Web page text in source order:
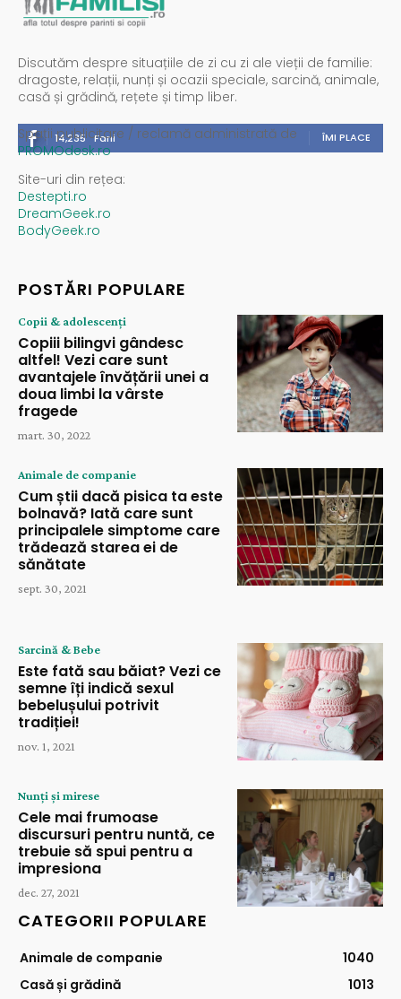
Discutăm despre situațiile de zi cu zi ale vieții de familie:
dragoste, relații, nunți și ocazii speciale, sarcină, animale,
casă și grădină, rețete și timp liber.
14,235 Fani ÎMI PLACE
Spații publicitare / reclamă administrată de
PROMOdesk.ro
Site-uri din rețea:
Destepti.ro
DreamGeek.ro
BodyGeek.ro
POSTĂRI POPULARE
Copii & adolescenți
Copiii bilingvi gândesc
altfel! Vezi care sunt
avantajele învățării unei a
doua limbi la vârste
fragede
mart. 30, 2022
Animale de companie
Cum știi dacă pisica ta este
bolnavă? Iată care sunt
principalele simptome care
trădează starea ei de
sănătate
sept. 30, 2021
Sarcină & Bebe
Este fată sau băiat? Vezi ce
semne îți indică sexul
bebelușului potrivit
tradiției!
nov. 1, 2021
Nunți și mirese
Cele mai frumoase
discursuri pentru nuntă, ce
trebuie să spui pentru a
impresiona
dec. 27, 2021
CATEGORII POPULARE
Animale de companie
1040
Casă și grădină
1013